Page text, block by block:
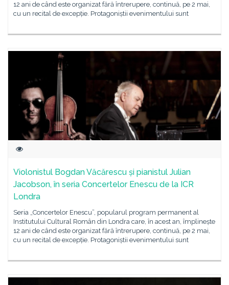
12 ani de când este organizat fără întrerupere, continuă, pe 2 mai,
cu un recital de excepție. Protagoniștii evenimentului sunt
Violonistul Bogdan Văcărescu și pianistul Julian
Jacobson, în seria Concertelor Enescu de la ICR
Londra
Seria „Concertelor Enescu”, popularul program permanent al
Institutului Cultural Român din Londra care, în acest an, împlinește
12 ani de când este organizat fără întrerupere, continuă, pe 2 mai,
cu un recital de excepție. Protagoniștii evenimentului sunt